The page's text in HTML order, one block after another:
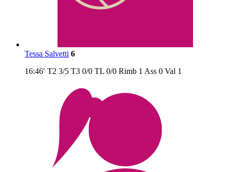
Tessa Salvetti 6
16:46′ T2 3/5 T3 0/0 TL 0/0 Rimb 1 Ass 0 Val 1